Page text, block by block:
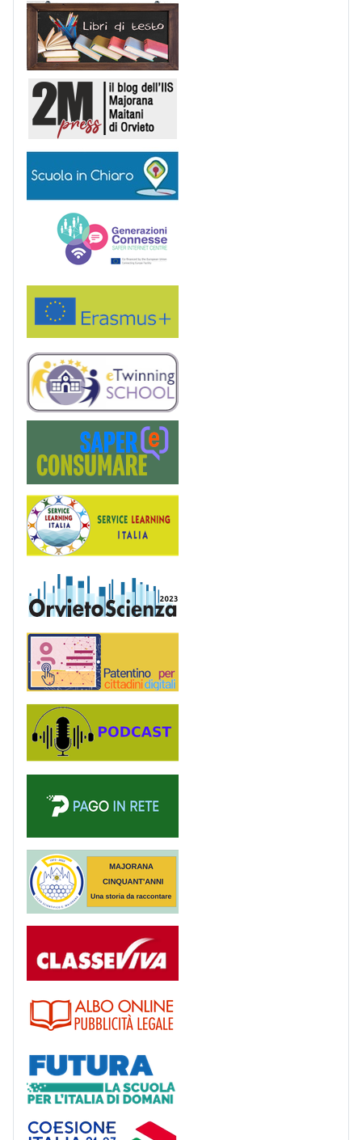
Libri di Testo
Scuola in chiaro
Erasmus+
eTwinning
Service Learning
Podcast
PagoinRete